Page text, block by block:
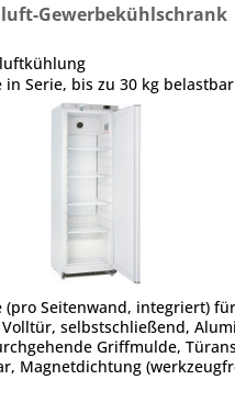
Gewerbekühlschrank
in Serie, bis zu 30 kg belastbar
(pro Seitenwand, integriert) für
selbstschließend,
Griffmulde,
Magnetdichtung